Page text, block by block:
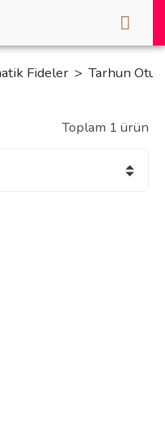
Fideler Tarhun Otu
Toplam 1 ürün